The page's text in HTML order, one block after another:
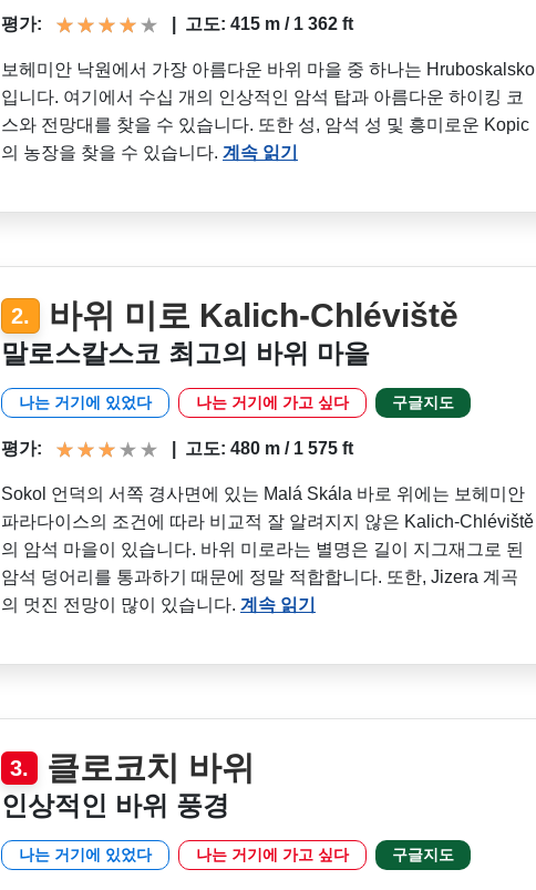
평가: 고도: 415 m / 1 362 ft
보헤미안 낙원에서 가장 아름다운 바위 마을 중 하나는 Hruboskalsko
입니다. 여기에서 수십 개의 인상적인 암석 탑과 아름다운 하이킹 코
스와 전망대를 찾을 수 있습니다. 또한 성, 암석 성 및 흥미로운 Kopic
의 농장을 찾을 수 있습니다. 계속 읽기
2. 바위 미로 Kalich-Chléviště
말로스칼스코 최고의 바위 마을
나는 거기에 있었다 나는 거기에 가고 싶다 구글지도
평가: 고도: 480 m / 1 575 ft
Sokol 언덕의 서쪽 경사면에 있는 Malá Skála 바로 위에는 보헤미안
파라다이스의 조건에 따라 비교적 잘 알려지지 않은 Kalich-Chléviště
의 암석 마을이 있습니다. 바위 미로라는 별명은 길이 지그재그로 된
암석 덩어리를 통과하기 때문에 정말 적합합니다. 또한, Jizera 계곡
의 멋진 전망이 많이 있습니다. 계속 읽기
3. 클로코치 바위
인상적인 바위 풍경
나는 거기에 있었다 나는 거기에 가고 싶다 구글지도